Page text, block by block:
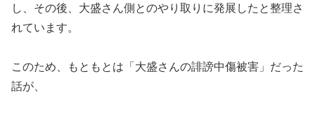
し、その後、大盛さん側とのやり取りに発展したと整理さ
れています。
このため、もともとは「大盛さんの誹謗中傷被害」だった
話が、